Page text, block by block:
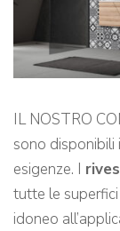
IL NOSTRO
sono disponibili
esigenze. I
tutte le superfici
idoneo